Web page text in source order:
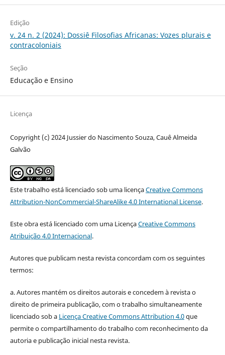
Edição
v. 24 n. 2 (2024): Dossiê Filosofias Africanas: Vozes plurais e
contracoloniais
Seção
Educação e Ensino
Licença
Copyright (c) 2024 Jussier do Nascimento Souza, Cauê Almeida
Galvão
Este trabalho está licenciado sob uma licençaCreative Commons
Attribution-NonCommercial-ShareAlike 4.0 International License.
Este obra está licenciado com uma LicençaCreative Commons
Atribuição 4.0 Internacional.
Autores que publicam nesta revista concordam com os seguintes
termos:
a. Autores mantém os direitos autorais e concedem à revista o
direito de primeira publicação, com o trabalho simultaneamente
licenciado sob a Licença Creative Commons Attribution 4.0que
permite o compartilhamento do trabalho com reconhecimento da
autoria e publicação inicial nesta revista.